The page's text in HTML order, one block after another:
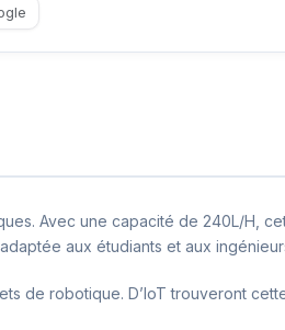
Avec une capacité de 240L/H,
aux étudiants et aux
de robotique. D’IoT trouveront